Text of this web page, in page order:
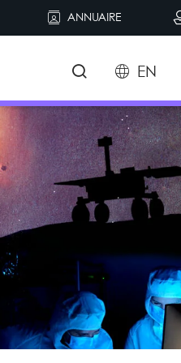
ANNUAIRE
EN